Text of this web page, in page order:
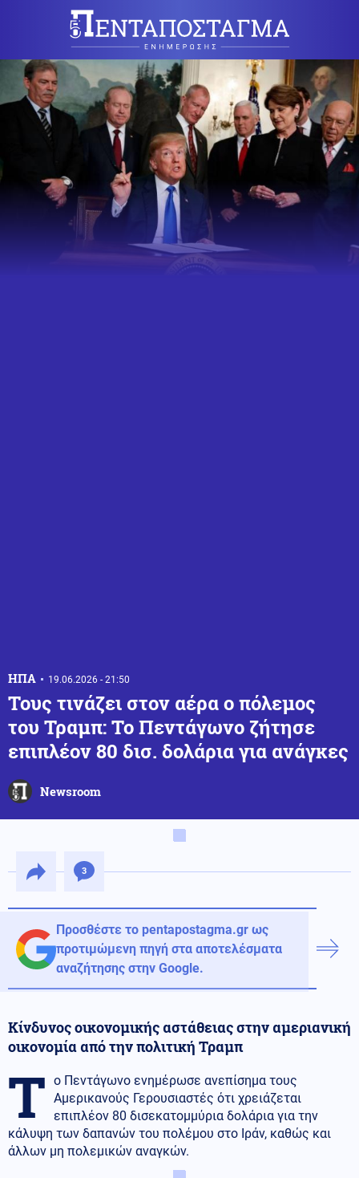
ΗΠΑ 19.06.2026 - 21:50
Τους τινάζει στον αέρα ο πόλεμος
του Τραμπ: Το Πεντάγωνο ζήτησε
επιπλέον 80 δισ. δολάρια για ανάγκες
Newsroom
3
Προσθέστε το pentapostagma.gr ως
προτιμώμενη πηγή στα αποτελέσματα
αναζήτησης στην Google.
Κίνδυνος οικονομικής αστάθειας στην αμεριανική
οικονομία από την πολιτική Τραμπ
Τ ο Πεντάγωνο ενημέρωσε ανεπίσημα τους
Αμερικανούς Γερουσιαστές ότι χρειάζεται
επιπλέον 80 δισεκατομμύρια δολάρια για την
κάλυψη των δαπανών του πολέμου στο Ιράν, καθώς και
άλλων μη πολεμικών αναγκών.